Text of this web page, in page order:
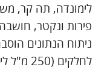
לימונדה, תה קר,
פירות ונקטר,
ניתוח הנתונים
לחלקים